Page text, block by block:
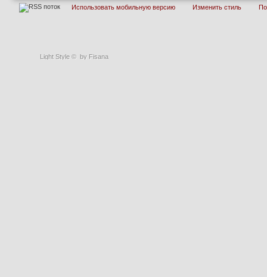
Light Style © by Fisana
Использовать мобильную версию Изменить стиль